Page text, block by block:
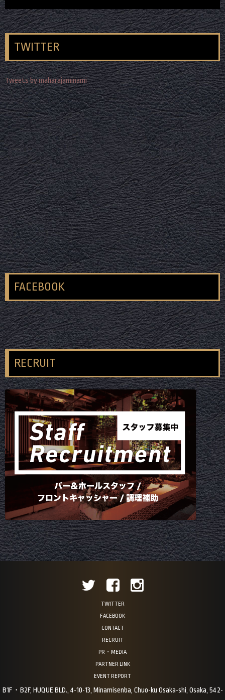
TWITTER
Tweets by maharajaminami
FACEBOOK
RECRUIT
TWITTER
FACEBOOK
CONTACT
RECRUIT
PR・MEDIA
PARTNER LINK
EVENT REPORT
B1F・B2F, HUQUE BLD., 4-10-13, Minamisenba, Chuo-ku Osaka-shi, Osaka, 542-